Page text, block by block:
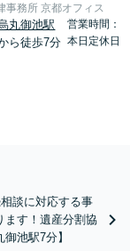
事務所 京都オフィス
丸御池駅
ら徒歩7分
営業時間：
本日定休日
談に対応する事
ます！遺産分割協
池駅7分】